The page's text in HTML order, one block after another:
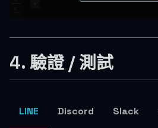
4. 驗證 / 測試
LINE Discord Slack